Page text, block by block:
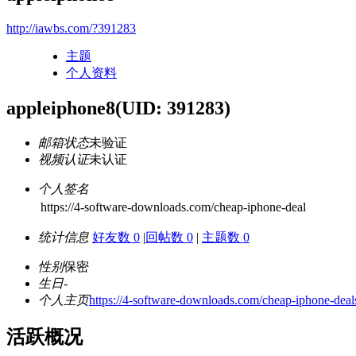
http://iawbs.com/?391283
主题
个人资料
appleiphone8(UID: 391283)
邮箱状态未验证
视频认证未认证
个人签名
https://4-software-downloads.com/cheap-iphone-deal
统计信息 好友数 0 |回帖数 0 | 主题数 0
性别保密
生日-
个人主页https://4-software-downloads.com/cheap-iphone-
活跃概况